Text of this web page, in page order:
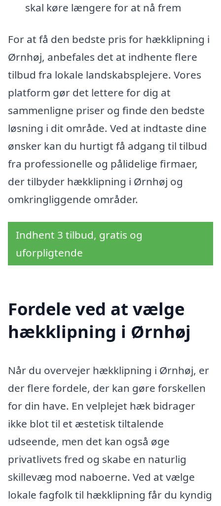
skal køre længere for at nå frem
For at få den bedste pris for hækklipning i
Ørnhøj, anbefales det at indhente flere
tilbud fra lokale landskabsplejere. Vores
platform gør det lettere for dig at
sammenligne priser og finde den bedste
løsning i dit område. Ved at indtaste dine
ønsker kan du hurtigt få adgang til tilbud
fra professionelle og pålidelige firmaer,
der tilbyder hækklipning i Ørnhøj og
omkringliggende områder.
Indhent 3 tilbud, gratis og
uforpligtende
Fordele ved at vælge
hækklipning i Ørnhøj
Når du overvejer hækklipning i Ørnhøj, er
der flere fordele, der kan gøre forskellen
for din have. En velplejet hæk bidrager
ikke blot til et æstetisk tiltalende
udseende, men det kan også øge
privatlivets fred og skabe en naturlig
skillevæg mod naboerne. Ved at vælge
lokale fagfolk til hækklipning får du kyndig